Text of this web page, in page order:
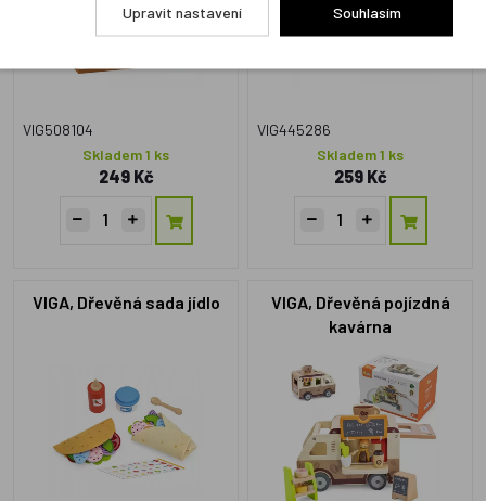
VIG508104
Skladem 1 ks
249 Kč
VIG445286
Skladem 1 ks
259 Kč
VIGA, Dřevěná sada jídlo
VIGA, Dřevěná pojízdná
kavárna
Upravit nastavení Souhlasím